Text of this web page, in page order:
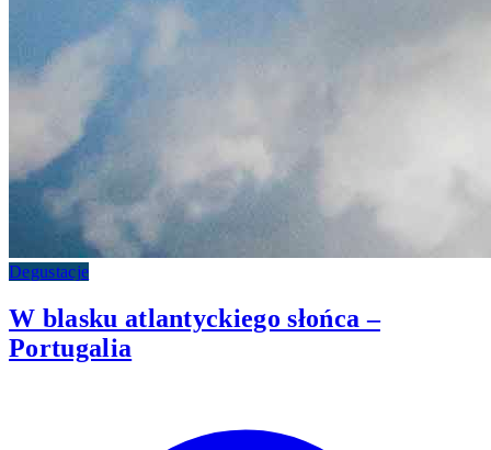
Degustacje
W blasku atlantyckiego słońca –
Portugalia